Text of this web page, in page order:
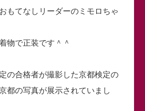
もてなしリーダーのミモロちゃ
物で正装です＾＾
の合格者が撮影した京都検定の
都の写真が展示されていまし